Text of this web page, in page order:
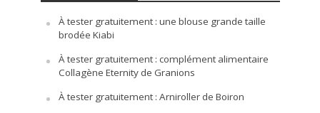
À tester gratuitement : une blouse grande taille
brodée Kiabi
À tester gratuitement : complément alimentaire
Collagène Eternity de Granions
À tester gratuitement : Arniroller de Boiron